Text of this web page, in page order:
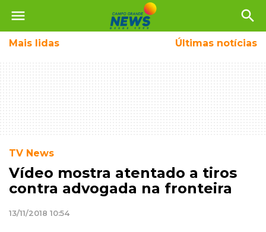
menu search
Mais lidas Últimas notícias
TV News
Vídeo mostra atentado a tiros
contra advogada na fronteira
13/11/2018 10:54